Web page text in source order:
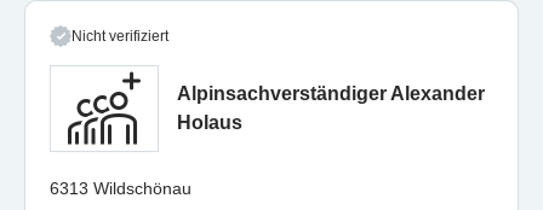
Nicht verifiziert
Alpinsachverständiger Alexander
Holaus
6313 Wildschönau